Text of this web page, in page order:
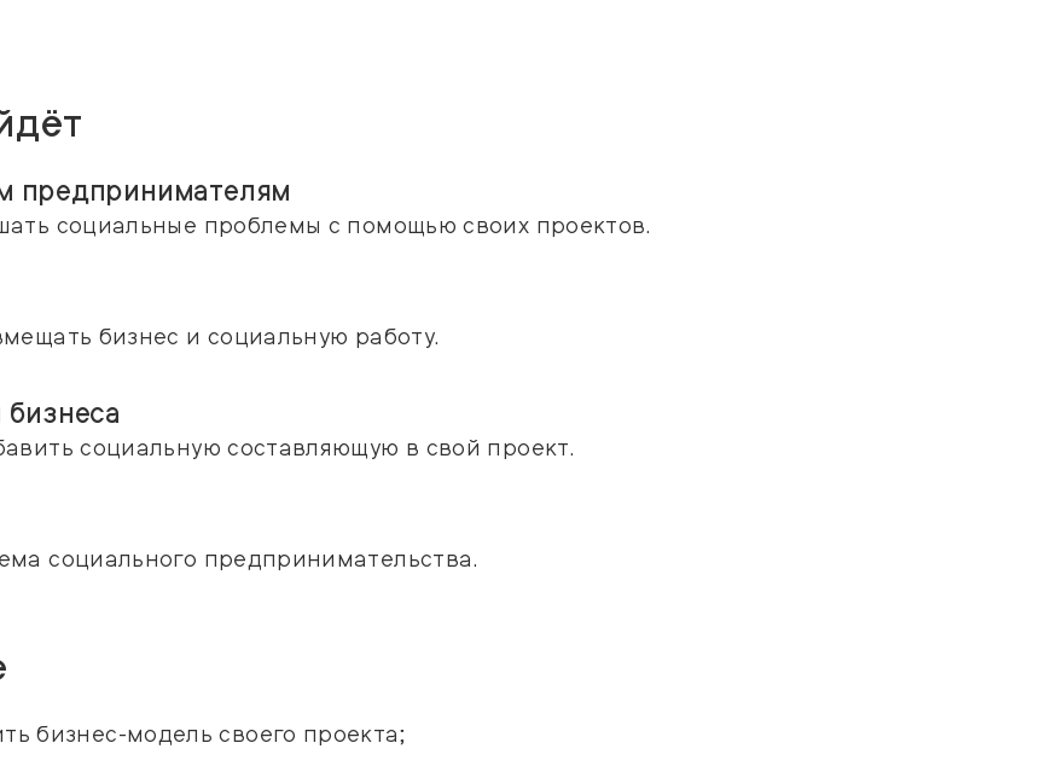
предпринимателям
социальные проблемы с помощью своих проектов.
бизнес и социальную работу.
социальную составляющую в свой проект.
социального предпринимательства.
бизнес-модель своего проекта;